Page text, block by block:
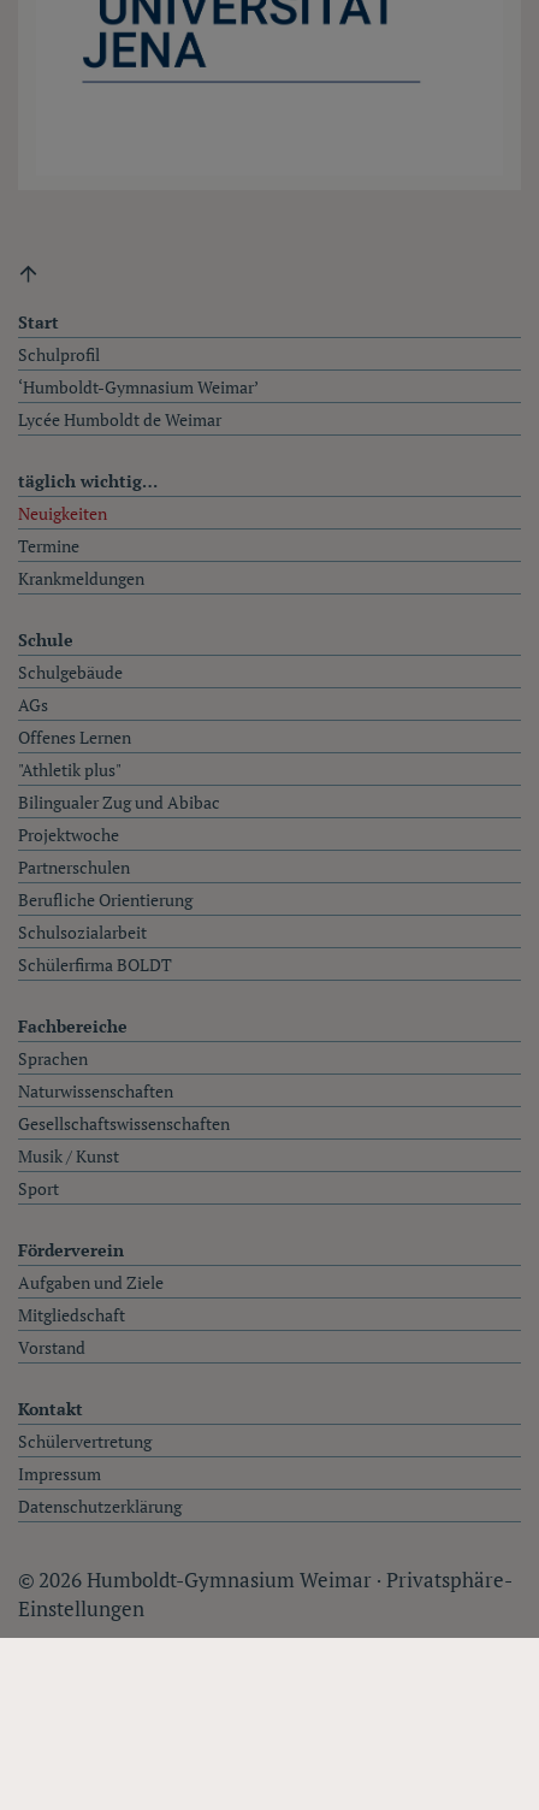
Fußzeile
Start
Schulprofil
‘Humboldt-Gymnasium Weimar’
Lycée Humboldt de Weimar
täglich wichtig…
Neuigkeiten
Termine
Krankmeldungen
Schule
Schulgebäude
AGs
Offenes Lernen
"Athletik plus"
Bilingualer Zug und Abibac
Projektwoche
Partnerschulen
Berufliche Orientierung
Schulsozialarbeit
Schülerfirma BOLDT
Fachbereiche
Sprachen
Naturwissenschaften
Gesellschaftswissenschaften
Musik / Kunst
Sport
Förderverein
Aufgaben und Ziele
Mitgliedschaft
Vorstand
Kontakt
Schülervertretung
Impressum
Datenschutzerklärung
© 2026 Humboldt-Gymnasium Weimar · Privatsphäre-
Einstellungen